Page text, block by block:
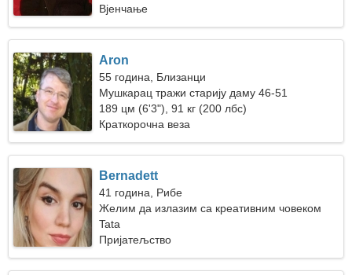
Вјенчање
Aron
55 година, Близанци
Мушкарац тражи старију даму 46-51
189 цм (6'3"), 91 кг (200 лбс)
Краткорочна веза
Bernadett
41 година, Рибе
Желим да излазим са креативним човеком
Tata
Пријатељство